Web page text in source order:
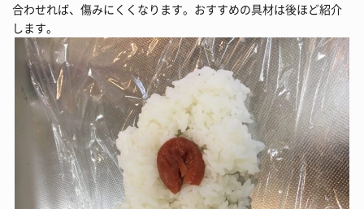
合わせれば、傷みにくくなります。おすすめの具材は後ほど紹介
します。